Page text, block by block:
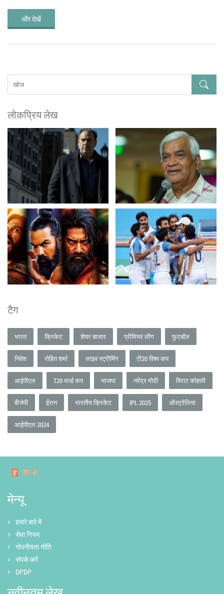
और देखें
लोकप्रिय लेख
टैग
भारत क्रिकेट शेयर बाजार प्रीमियर लीग फुटबॉल
निवेश रोहित शर्मा लाइव स्ट्रीमिंग टी20 विश्व कप
आईपीएल T20 वर्ल्ड कप भाजपा नरेंद्र मोदी विराट कोहली
बीजेपी ईरान भारतीय क्रिकेट IPL 2025 ऑस्ट्रेलिया
आईपीएल 2024
मेन्यू
हमारे बारे में
सेवा नियम
गोपनीयता नीति
संपर्क करें
DPDP